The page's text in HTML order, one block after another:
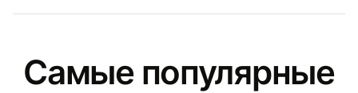
Самые популярные